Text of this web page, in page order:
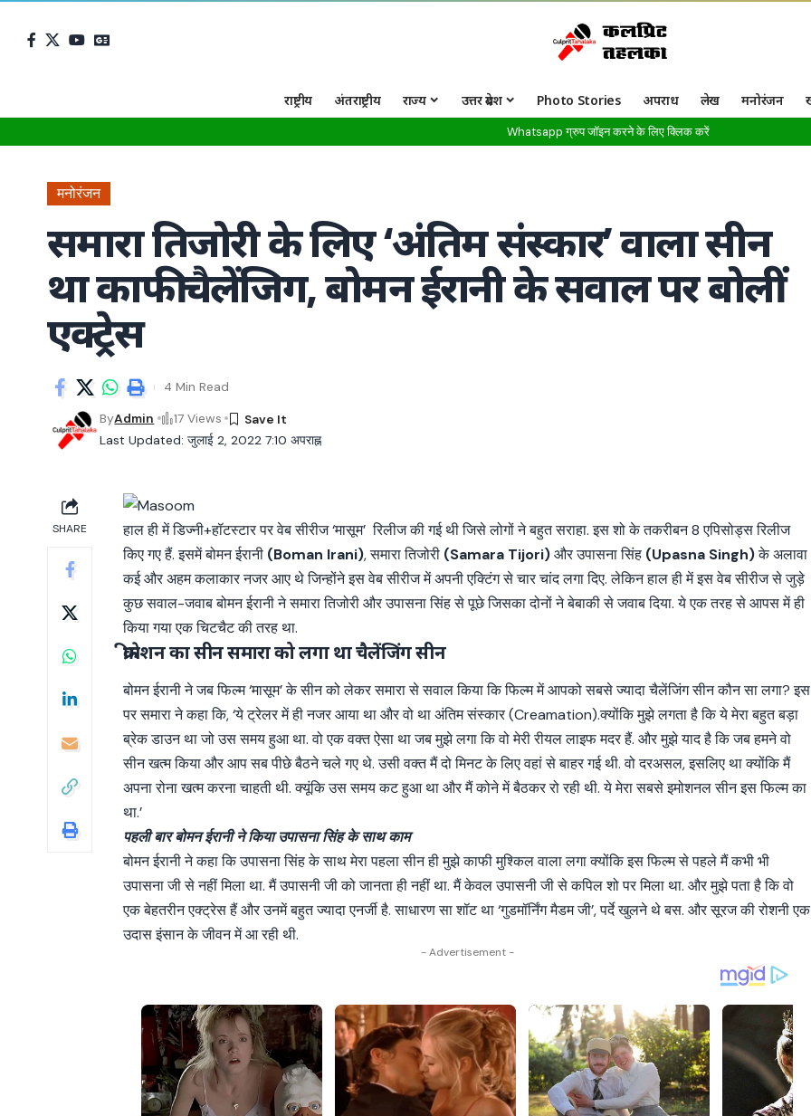
राष्ट्रीय अंतराष्ट्रीय राज्य उत्तर प्रदेश Photo Stories अपराध लेख मनोरंजन
Whatsapp ग्रुप जॉइन करने के लिए क्लिक करें
मनोरंजन
समारा तिजोरी के लिए ‘अंतिम संस्कार’ वाला सीन
था काफी चैलेंजिग, बोमन ईरानी के सवाल पर बोलीं
एक्ट्रेस
Last Updated: जुलाई 2, 2022 7:10 अपराह्न
ByAdmin 17 Views
4 Min Read
SHARE
हाल ही में डिज्नी+हॉटस्टार पर वेब सीरीज ‘मासूम’ रिलीज की गई थी जिसे लोगों ने बहुत सराहा. इस शो के तकरीबन 8 एपिसोड्स रिलीज
किए गए हैं. इसमें बोमन ईरानी (Boman Irani), समारा तिजोरी (Samara Tijori)और उपासना सिंह (Upasna Singh)के अलावा
कई और अहम कलाकार नजर आए थे जिन्होंने इस वेब सीरीज में अपनी एक्टिंग से चार चांद लगा दिए. लेकिन हाल ही में इस वेब सीरीज से जुड़े
कुछ सवाल-जवाब बोमन ईरानी ने समारा तिजोरी और उपासना सिंह से पूछे जिसका दोनों ने बेबाकी से जवाब दिया. ये एक तरह से आपस में ही
किया गया एक चिटचैट की तरह था.
क्रीमेशन का सीन समारा को लगा था चैलेंजिंग सीन
बोमन ईरानी ने जब फिल्म ‘मासूम’ के सीन को लेकर समारा से सवाल किया कि फिल्म में आपको सबसे ज्यादा चैलेंजिंग सीन कौन सा लगा? इस
पर समारा ने कहा कि, ‘ये ट्रेलर में ही नजर आया था और वो था अंतिम संस्कार (Creamation).क्योंकि मुझे लगता है कि ये मेरा बहुत बड़ा
ब्रेक डाउन था जो उस समय हुआ था. वो एक वक्त ऐसा था जब मुझे लगा कि वो मेरी रीयल लाइफ मदर हैं. और मुझे याद है कि जब हमने वो
सीन खत्म किया और आप सब पीछे बैठने चले गए थे. उसी वक्त मैं दो मिनट के लिए वहां से बाहर गई थी. वो दरअसल, इसलिए था क्योंकि मैं
अपना रोना खत्म करना चाहती थी. क्यूंकि उस समय कट हुआ था और मैं कोने में बैठकर रो रही थी. ये मेरा सबसे इमोशनल सीन इस फिल्म का
था.’
पहली बार बोमन ईरानी ने किया उपासना सिंह के साथ काम
बोमन ईरानी ने कहा कि उपासना सिंह के साथ मेरा पहला सीन ही मुझे काफी मुश्किल वाला लगा क्योंकि इस फिल्म से पहले मैं कभी भी
उपासना जी से नहीं मिला था. मैं उपासनी जी को जानता ही नहीं था. मैं केवल उपासनी जी से कपिल शो पर मिला था. और मुझे पता है कि वो
एक बेहतरीन एक्ट्रेस हैं और उनमें बहुत ज्यादा एनर्जी है. साधारण सा शॉट था ‘गुडमॉर्निंग मैडम जी’, पर्दे खुलने थे बस. और सूरज की रोशनी एक
उदास इंसान के जीवन में आ रही थी.
- Advertisement -